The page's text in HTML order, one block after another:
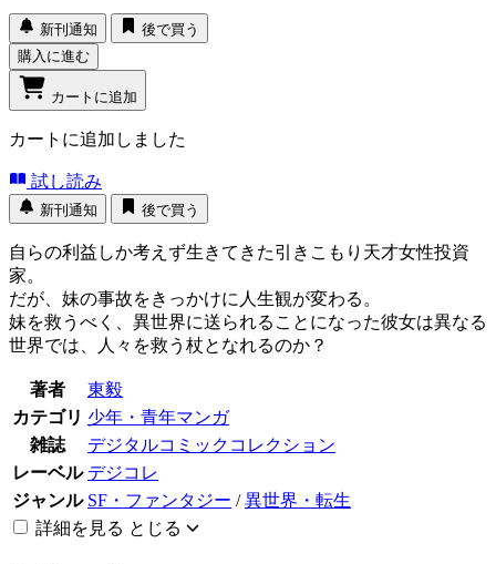
新刊通知
後で買う
購入に進む
カートに追加
カートに追加しました
試し読み
新刊通知 後で買う
自らの利益しか考えず生きてきた引きこもり天才女性投資
家。
だが、妹の事故をきっかけに人生観が変わる。
妹を救うべく、異世界に送られることになった彼女は異なる
世界では、人々を救う杖となれるのか？
著者
東毅
カテゴリ 少年・青年マンガ
雑誌
デジタルコミックコレクション
レーベル デジコレ
ジャンル SF・ファンタジー /異世界・転生
詳細を見る とじる